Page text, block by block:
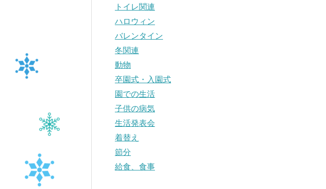
トイレ関連
ハロウィン
バレンタイン
冬関連
動物
卒園式・入園式
園での生活
子供の病気
生活発表会
着替え
節分
給食、食事